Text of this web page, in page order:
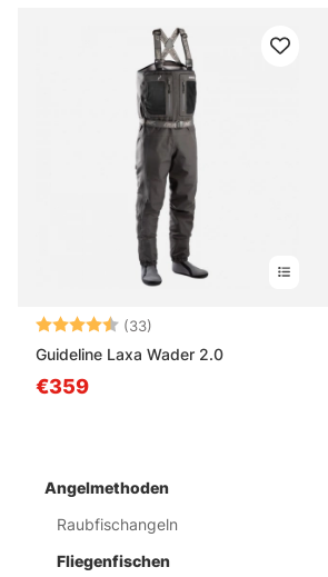
Bewertung: (33)
Guideline Laxa Wader 2.0
€359
Angelmethoden
Raubfischangeln
Fliegenfischen